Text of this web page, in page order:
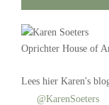
Oprichter House of
Lees hier Karen's
@KarenSoeters